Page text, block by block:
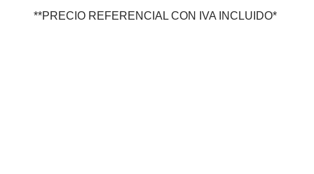
**PRECIO REFERENCIAL CON IVA INCLUIDO*